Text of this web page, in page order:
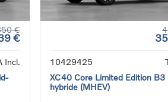
€
€
Incl.
10429425
XC40 Core Limited Edition B3
hybride (MHEV)